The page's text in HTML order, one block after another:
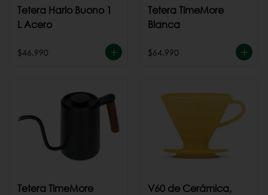
Tetera Hario Buono 1
L Acero
$46.990
Tetera TimeMore
Blanca
$64.990
Tetera TimeMore
V60 de Cerámica,